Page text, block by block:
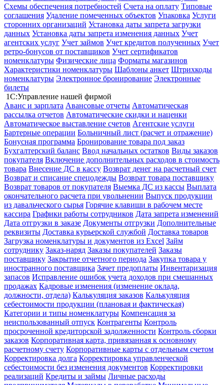
Схемы обеспечения потребностей Счета на оплату Типовые
соглашения Удаление помеченных объектов Упаковка Услуги
сторонних организаций Установка даты запрета загрузки
данных Установка даты запрета изменения данных Учет
агентских услуг Учет займов Учет кредитов полученных Учет
ретро-бонусов от поставщиков Учет сертификатов
номенклатуры Физические лица Форматы магазинов
Характеристики номенклатуры Шаблоны анкет Штрихкоды
номенклатуры Электронное бронирование Электронные
билеты
1С:Управление нашей фирмой
Аванс и зарплата Авансовые отчеты Автоматическая
рассылка отчетов Автоматические скидки и наценки
Автоматическое выставление счетов Агентские услуги
Бартерные операции Больничный лист (расчет и отражение)
Бонусная программа Бронирование товара под заказ
Бухгалтерский баланс Ввод начальных остатков Виды заказов
покупателя Включение дополнительных расходов в стоимость
товара Внесение ДС в кассу Возврат денег на расчетный счет
Возврат и списание спецодежды Возврат товара поставщику
Возврат товаров от покупателя Выемка ДС из кассы Выплата
окончательного расчета при увольнении Выпуск продукции
из давальческого сырья Горячие клавиши в рабочем месте
кассира Графики работы сотрудников Дата запрета изменений
Дата отгрузки в заказе Документы отгрузки Дополнительные
реквизиты Доставка курьерской службой Доставка товаров
Загрузка номенклатуры и документов из Excel Займ
сотруднику Заказ-наряд Заказы покупателей Заказы
поставщику Закрытие отчетного периода Закупка товара у
иностранного поставщика Зачет предоплаты Инвентаризация
запасов Исправление ошибок учета доходов при смешанных
продажах Кадровые изменения (изменение оклада,
должности, отдела) Калькуляция заказов Калькуляция
себестоимости продукции (плановая и фактическая)
Категории и типы номенклатуры Компенсация за
неиспользованный отпуск Контрагенты Контроль
просроченной кредиторской задолженности Контроль сборки
заказов Корпоративная карта, привязанная к основному
расчетному счету Корпоративные карты с отдельным счетом
Корректировка долга Корректировка управленческой
себестоимости без изменения документов Корректировки
реализаций Кредиты и займы Личные расходы